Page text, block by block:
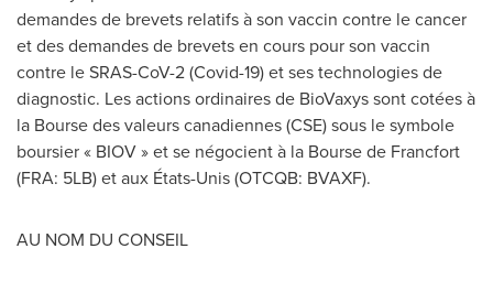
demandes de brevets relatifs à son vaccin contre le cancer
et des demandes de brevets en cours pour son vaccin
contre le SRAS-CoV-2 (Covid-19) et ses technologies de
diagnostic. Les actions ordinaires de BioVaxys sont cotées à
la Bourse des valeurs canadiennes (CSE) sous le symbole
boursier « BIOV » et se négocient à la Bourse de Francfort
(FRA: 5LB) et aux États-Unis (OTCQB: BVAXF).
AU NOM DU CONSEIL